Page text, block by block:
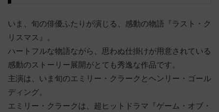
いま、旬の俳優ふたりが演じる、感動の物語『ラスト・ク
リスマス』。
ハートフルな物語ながら、思わぬ仕掛けが用意されている
感動のストーリー展開がとても秀逸な作品です。
主演は、いま旬のエミリー・クラークとヘンリー・ゴール
ディング。
エミリー・クラークは、超ヒットドラマ『ゲーム・オブ・